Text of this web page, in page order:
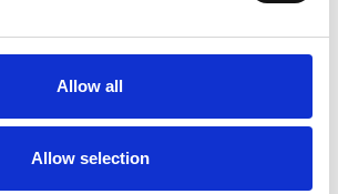
Allow all
Allow selection
služby a nástroje podporující